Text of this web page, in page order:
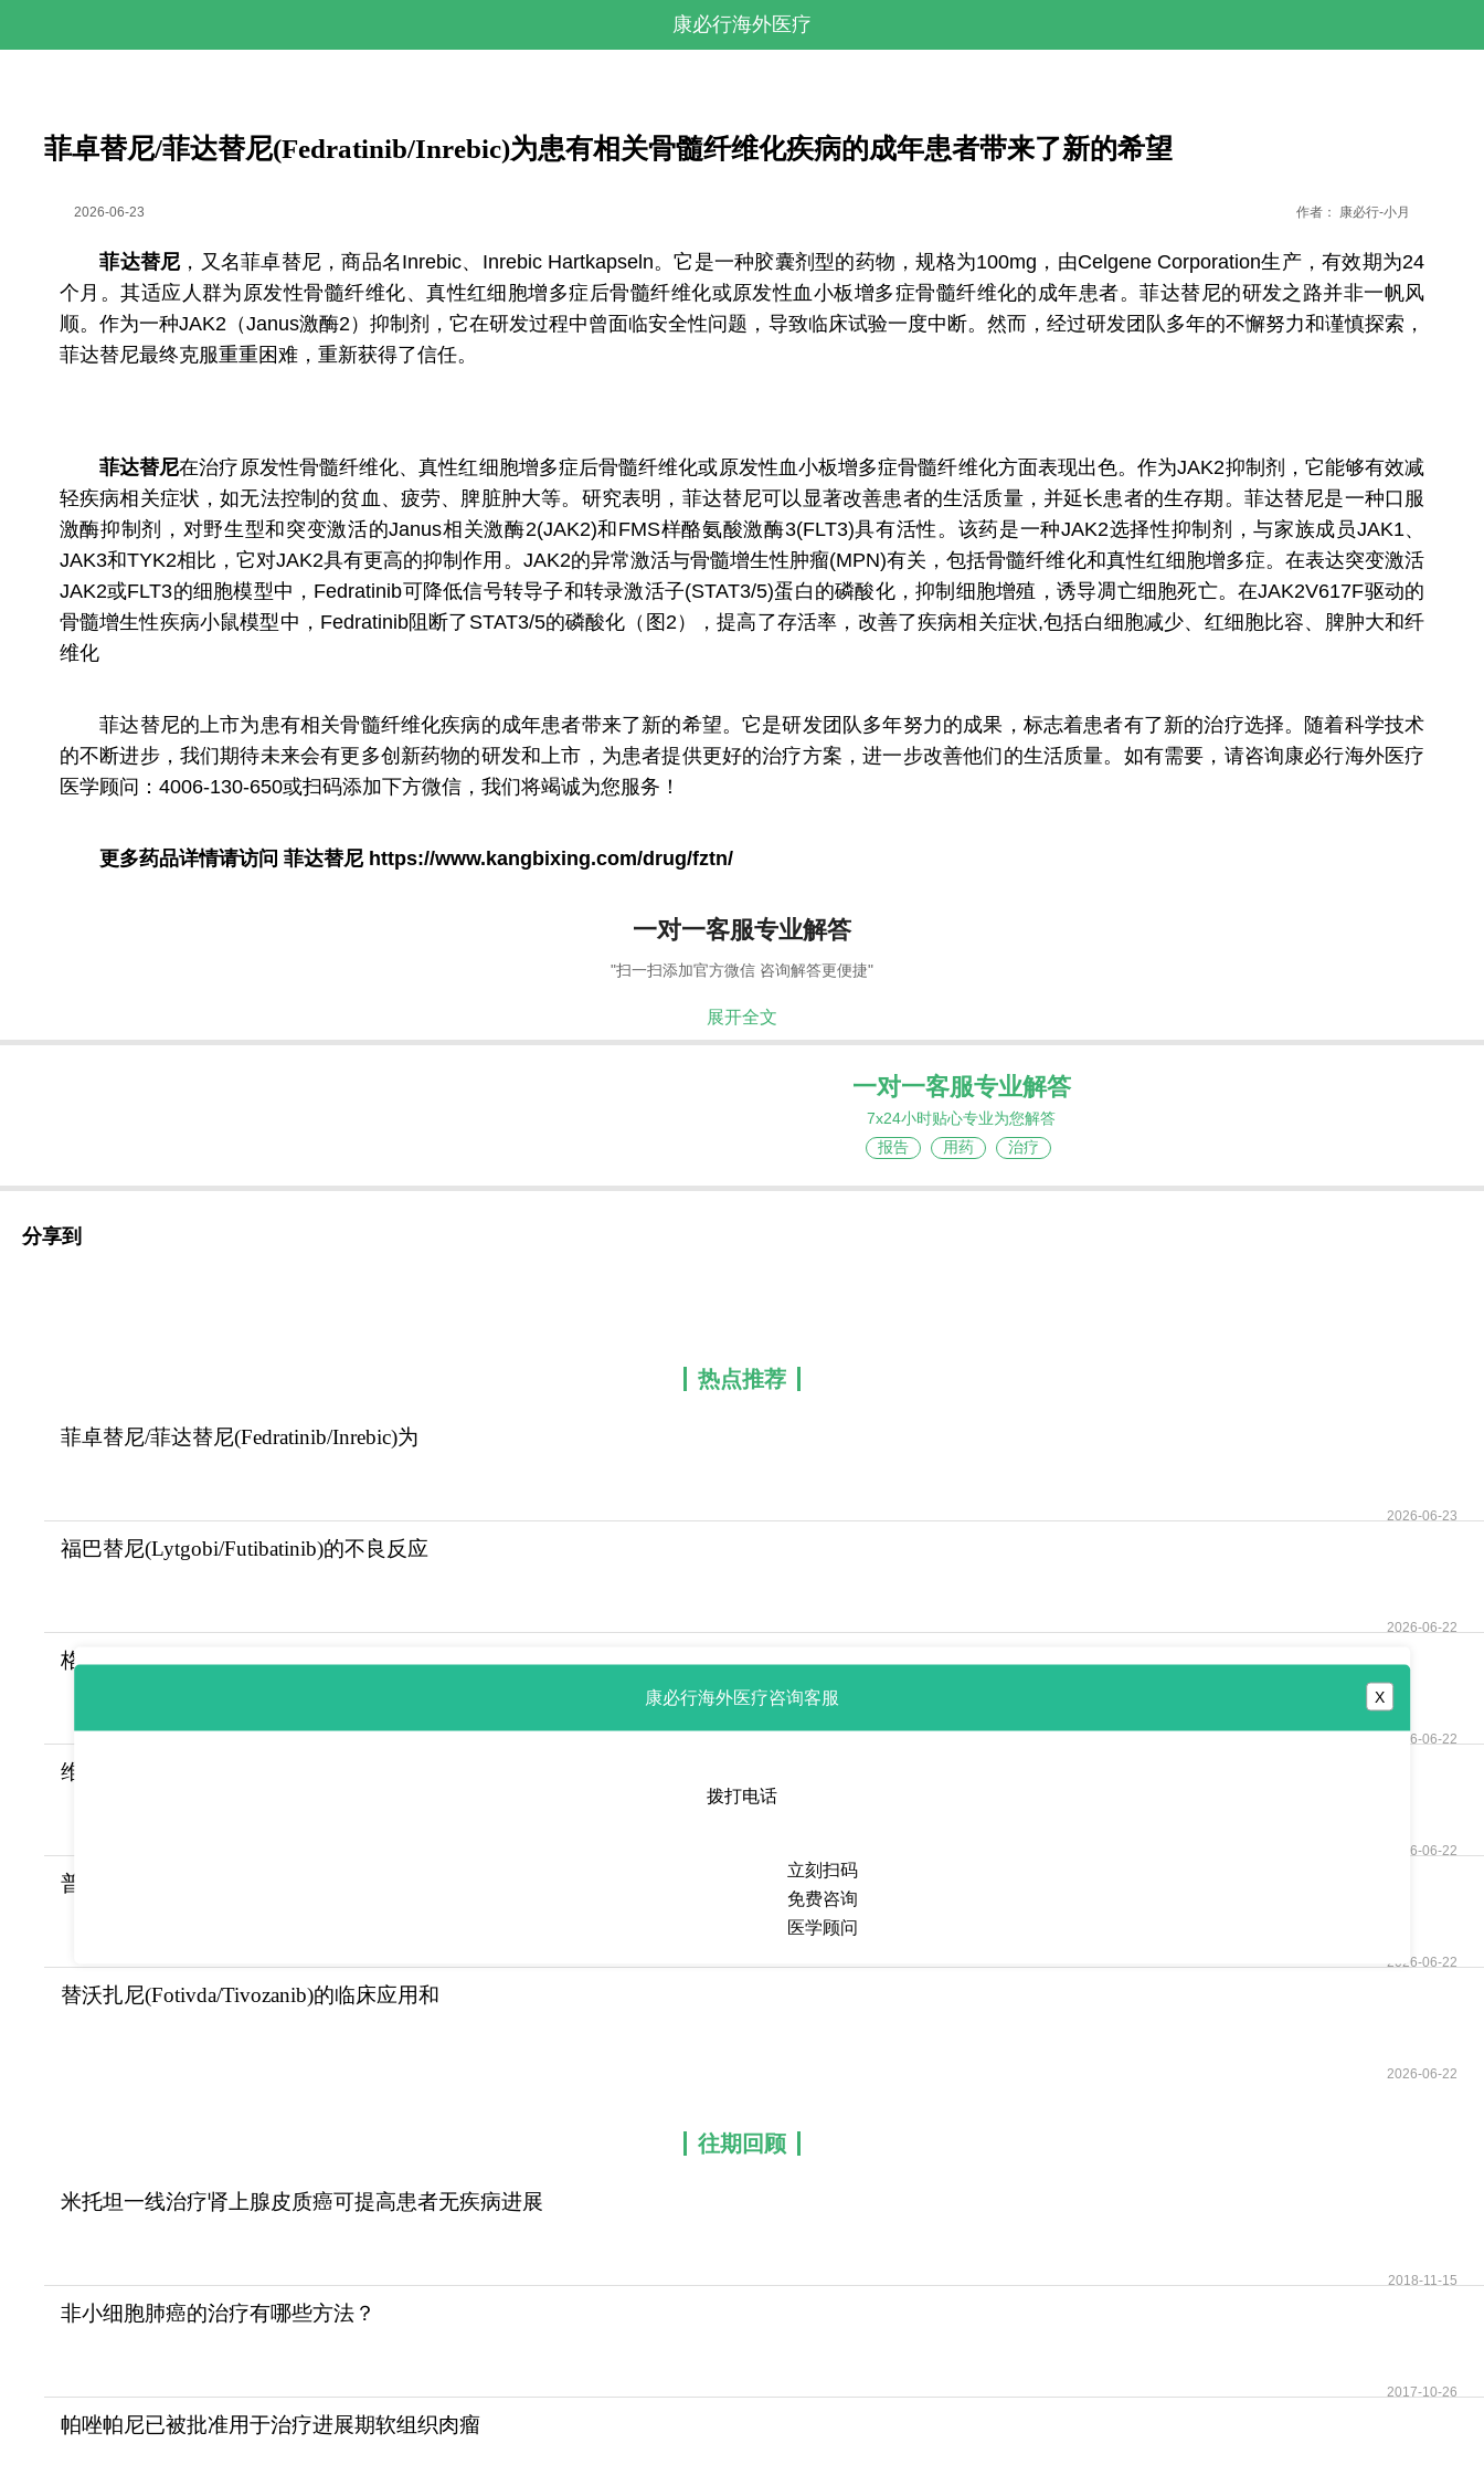
康必行海外医疗
菲卓替尼/菲达替尼(Fedratinib/Inrebic)为患有相关骨髓纤维化疾病的成年患者带来了新的希望
2026-06-23 作者： 康必行-小月
菲达替尼，又名菲卓替尼，商品名Inrebic、Inrebic Hartkapseln。它是一种胶囊剂型的药物，规格为100mg，由Celgene Corporation生产，有效期为24
个月。其适应人群为原发性骨髓纤维化、真性红细胞增多症后骨髓纤维化或原发性血小板增多症骨髓纤维化的成年患者。菲达替尼的研发之路并非一帆风
顺。作为一种JAK2（Janus激酶2）抑制剂，它在研发过程中曾面临安全性问题，导致临床试验一度中断。然而，经过研发团队多年的不懈努力和谨慎探索，
菲达替尼最终克服重重困难，重新获得了信任。
菲达替尼在治疗原发性骨髓纤维化、真性红细胞增多症后骨髓纤维化或原发性血小板增多症骨髓纤维化方面表现出色。作为JAK2抑制剂，它能够有效减
轻疾病相关症状，如无法控制的贫血、疲劳、脾脏肿大等。研究表明，菲达替尼可以显著改善患者的生活质量，并延长患者的生存期。菲达替尼是一种口服
激酶抑制剂，对野生型和突变激活的Janus相关激酶2(JAK2)和FMS样酪氨酸激酶3(FLT3)具有活性。该药是一种JAK2选择性抑制剂，与家族成员JAK1、
JAK3和TYK2相比，它对JAK2具有更高的抑制作用。JAK2的异常激活与骨髓增生性肿瘤(MPN)有关，包括骨髓纤维化和真性红细胞增多症。在表达突变激活
JAK2或FLT3的细胞模型中，Fedratinib可降低信号转导子和转录激活子(STAT3/5)蛋白的磷酸化，抑制细胞增殖，诱导凋亡细胞死亡。在JAK2V617F驱动的
骨髓增生性疾病小鼠模型中，Fedratinib阻断了STAT3/5的磷酸化（图2），提高了存活率，改善了疾病相关症状,包括白细胞减少、红细胞比容、脾肿大和纤
维化
菲达替尼的上市为患有相关骨髓纤维化疾病的成年患者带来了新的希望。它是研发团队多年努力的成果，标志着患者有了新的治疗选择。随着科学技术
的不断进步，我们期待未来会有更多创新药物的研发和上市，为患者提供更好的治疗方案，进一步改善他们的生活质量。如有需要，请咨询康必行海外医疗
医学顾问：4006-130-650或扫码添加下方微信，我们将竭诚为您服务！
更多药品详情请访问 菲达替尼 https://www.kangbixing.com/drug/fztn/
一对一客服专业解答
"扫一扫添加官方微信 咨询解答更便捷"
展开全文
一对一客服专业解答
7x24小时贴心专业为您解答
报告
用药 治疗
分享到
热点推荐
菲卓替尼/菲达替尼(Fedratinib/Inrebic)为
2026-06-23
福巴替尼(Lytgobi/Futibatinib)的不良反应
2026-06-22
格拉吉布(glasdegib/Daurismo)用于治疗急性
2026-06-22
维莫德吉(Vismodegib/Erivedge)可以提高基
2026-06-22
普拉替尼/普雷西替尼(Gavreto/Pralsetinib)
2026-06-22
替沃扎尼(Fotivda/Tivozanib)的临床应用和
2026-06-22
往期回顾
米托坦一线治疗肾上腺皮质癌可提高患者无疾病进展
2018-11-15
非小细胞肺癌的治疗有哪些方法？
2017-10-26
帕唑帕尼已被批准用于治疗进展期软组织肉瘤
康必行海外医疗咨询客服 X
拨打电话
立刻扫码
免费咨询
医学顾问